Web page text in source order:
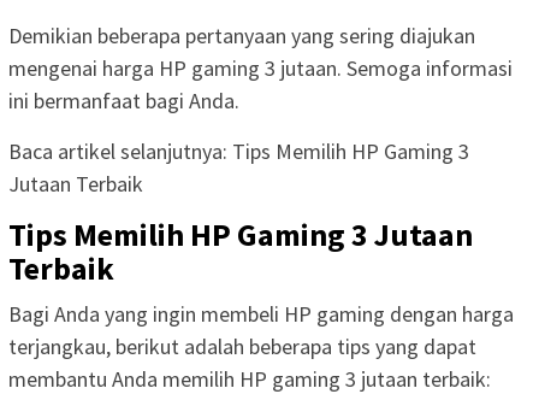
Demikian beberapa pertanyaan yang sering diajukan
mengenai harga HP gaming 3 jutaan. Semoga informasi
ini bermanfaat bagi Anda.
Baca artikel selanjutnya: Tips Memilih HP Gaming 3
Jutaan Terbaik
Tips Memilih HP Gaming 3 Jutaan
Terbaik
Bagi Anda yang ingin membeli HP gaming dengan harga
terjangkau, berikut adalah beberapa tips yang dapat
membantu Anda memilih HP gaming 3 jutaan terbaik: